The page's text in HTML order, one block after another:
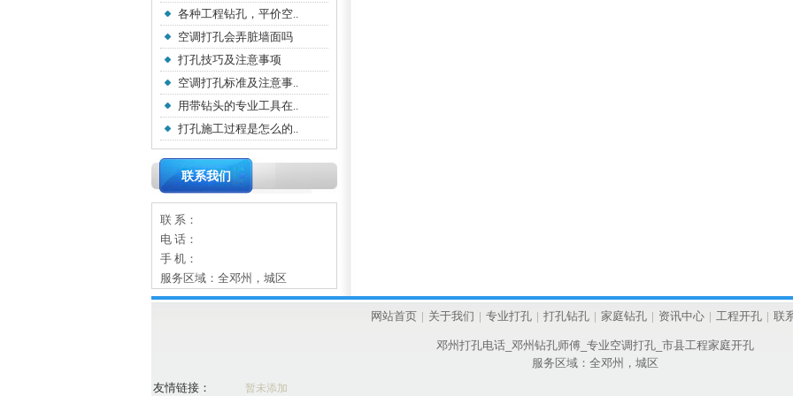
各种工程钻孔，平价空..
空调打孔会弄脏墙面吗
打孔技巧及注意事项
空调打孔标准及注意事..
用带钻头的专业工具在..
打孔施工过程是怎么的..
联系我们
联 系：
电 话：
手 机：
服务区域：全邓州，城区
网站首页 | 关于我们 | 专业打孔 | 打孔钻孔 | 家庭钻孔 | 资讯中心 | 工程开孔 | 联
邓州打孔电话_邓州钻孔师傅_专业空调打孔_市县工程家庭开孔
服务区域：全邓州，城区
友情链接：
暂未添加